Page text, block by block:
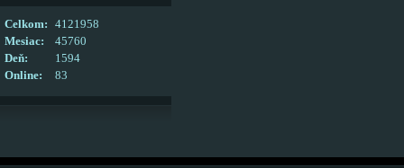
Online: 83
Celkom:
4121958
Mesiac:
45760
Deň:
1594